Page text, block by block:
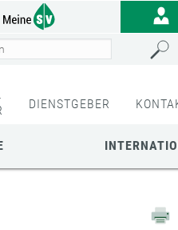
DIENSTGEBER